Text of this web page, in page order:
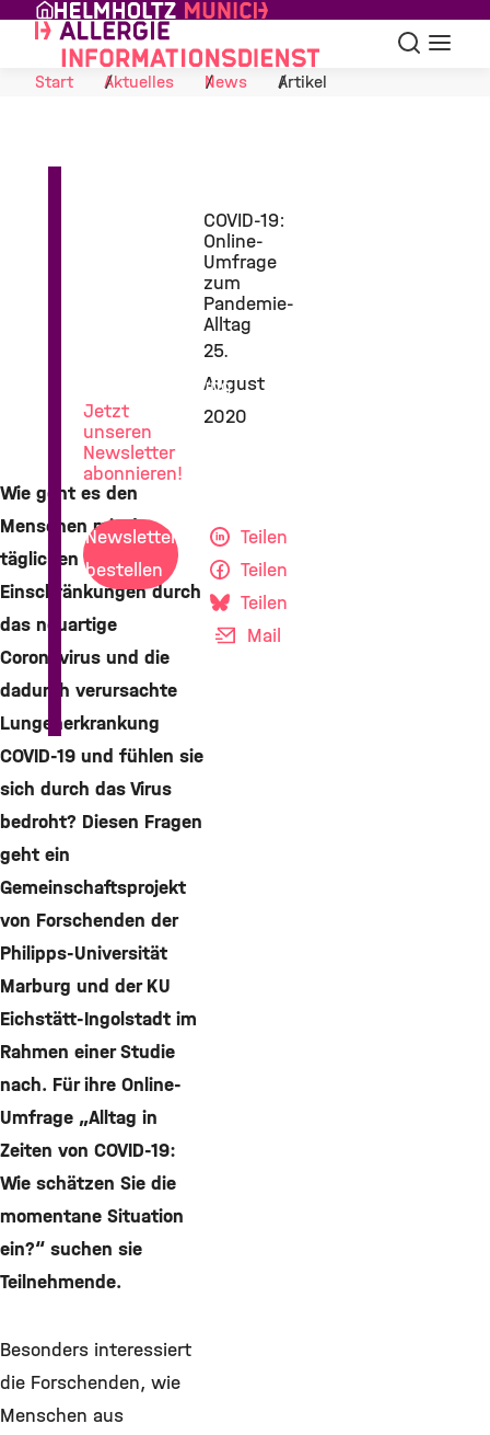
Skip to Content
Suche
Start
Aktuelles News Artikel
COVID-19:
Online-
Umfrage
zum
Pandemie-
Alltag
25.
August
2020
Wie geht es den
Menschen mit den
täglichen
Einschränkungen durch
das neuartige
Coronavirus und die
dadurch verursachte
Lungenerkrankung
COVID-19 und fühlen sie
sich durch das Virus
bedroht? Diesen Fragen
geht ein
Gemeinschaftsprojekt
von Forschenden der
Philipps-Universität
Marburg und der KU
Eichstätt-Ingolstadt im
Rahmen einer Studie
nach. Für ihre Online-
Umfrage „Alltag in
Zeiten von COVID-19:
Wie schätzen Sie die
momentane Situation
ein?“ suchen sie
Teilnehmende.
Besonders interessiert
die Forschenden, wie
Menschen aus
Teilen
Teilen
Teilen
Mail
Allergieforschung
Jetzt
unseren
Newsletter
abonnieren!
Newsletter
bestellen